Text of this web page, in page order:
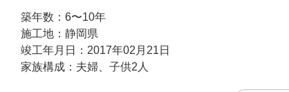
ク！遊び場所の少なさに不満を抱えていた猫様も大満
栄えに、ご家族様もご満悦でした。
築年数：6〜10年
施工地：静岡県
竣工年月日：2017年02月21日
家族構成：夫婦、子供2人